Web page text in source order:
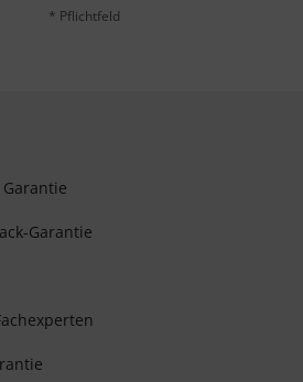
* Pflichtfeld
Garantie